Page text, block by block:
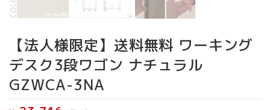
【法人様限定】送料無料 ワーキング
デスク3段ワゴン ナチュラル
GZWCA-3NA